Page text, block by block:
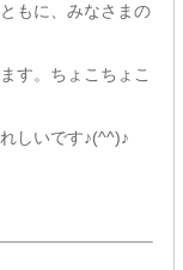
もに、みなさまの
す。ちょこちょこ
しいです♪(^^)♪